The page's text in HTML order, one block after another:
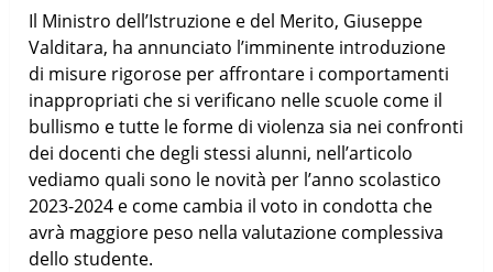
Il Ministro dell’Istruzione e del Merito, Giuseppe
Valditara, ha annunciato l’imminente introduzione
di misure rigorose per affrontare i comportamenti
inappropriati che si verificano nelle scuole come il
bullismo e tutte le forme di violenza sia nei confronti
dei docenti che degli stessi alunni, nell’articolo
vediamo quali sono le novità per l’anno scolastico
2023-2024 e come cambia il voto in condotta che
avrà maggiore peso nella valutazione complessiva
dello studente.